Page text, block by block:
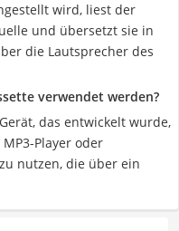
wird, liest der
und übersetzt sie in
die Lautsprecher des
verwendet werden?
das entwickelt wurde,
Player oder
nutzen, die über ein